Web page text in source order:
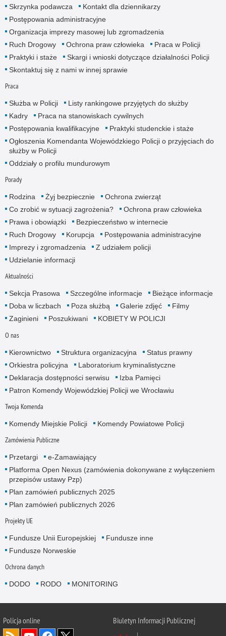
Skrzynka podawcza
Kontakt dla dziennikarzy
Postępowania administracyjne
Organizacja imprezy masowej lub zgromadzenia
Ruch Drogowy
Ochrona praw człowieka
Praca w Policji
Praktyki i staże
Skargi i wnioski dotyczące działalności Policji
Skontaktuj się z nami w innej sprawie
Praca
Służba w Policji
Listy rankingowe przyjętych do służby
Kadry
Praca na stanowiskach cywilnych
Postępowania kwalifikacyjne
Praktyki studenckie i staże
Ogłoszenia Komendanta Wojewódzkiego Policji o przyjęciach do
służby w Policji
Oddziały o profilu mundurowym
Porady
Rodzina Żyj bezpiecznie
Ochrona zwierząt
Co zrobić w sytuacji zagrożenia?
Ochrona praw człowieka
Prawa i obowiązki
Bezpieczeństwo w internecie
Ruch Drogowy
Korupcja
Postępowania administracyjne
Imprezy i zgromadzenia
Z udziałem policji
Udzielanie informacji
Aktualności
Sekcja Prasowa Szczególne informacje
Bieżące informacje
Doba w liczbach
Poza służbą Galerie zdjęć
Filmy
Zaginieni
Poszukiwani KOBIETY W POLICJI
O nas
Kierownictwo Struktura organizacyjna
Status prawny
Orkiestra policyjna
Laboratorium kryminalistyczne
Deklaracja dostępności serwisu
Izba Pamięci
Patron Komendy Wojewódzkiej Policji we Wrocławiu
Twoja Komenda
Komendy Miejskie Policji Komendy Powiatowe Policji
Zamówienia Publiczne
Przetargi
e-Zamawiający
Platforma Open Nexus (zamówienia dokonywane z wyłączeniem
przepisów ustawy Pzp)
Plan zamówień publicznych 2025
Plan zamówień publicznych 2026
Projekty UE
Fundusze Unii Europejskiej
Fundusze inne
Fundusze Norweskie
Ochrona danych
DODO RODO MONITORING
Policjaonline
Biuletyn Informacji Publicznej